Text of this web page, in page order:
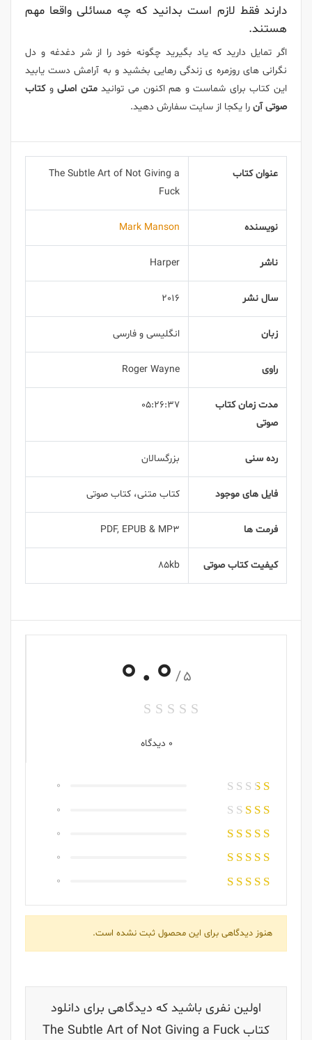
دارند فقط لازم است بدانید که چه مسائلی واقعا مهم
هستند.
اگر تمایل دارید که یاد بگیرید چگونه خود را از شر دغدغه و دل
نگرانی های روزمره ی زندگی رهایی بخشید و به آرامش دست یابید
این کتاب برای شماست و هم اکنون می توانیدمتن اصلیو کتاب
صوتی آن را یکجا از سایت سفارش دهید.
عنوان کتاب
The Subtle Art of Not Giving a
Fuck
نویسنده Mark Manson
ناشر Harper
سال نشر 2016
زبان انگلیسی و فارسی
راوی Roger Wayne
مدت زمان کتاب
صوتی
05:26:37
رده سنی بزرگسالان
فایل های موجود کتاب متنی، کتاب صوتی
فرمت ها PDF, EPUB & MP3
کیفیت کتاب صوتی 85kb
0.0 /5
0 دیدگاه
0
0
0
0
0
هنوز دیدگاهی برای این محصول ثبت نشده است.
اولین نفری باشید که دیدگاهی برای دانلود
کتاب The Subtle Art of Not Giving a Fuck